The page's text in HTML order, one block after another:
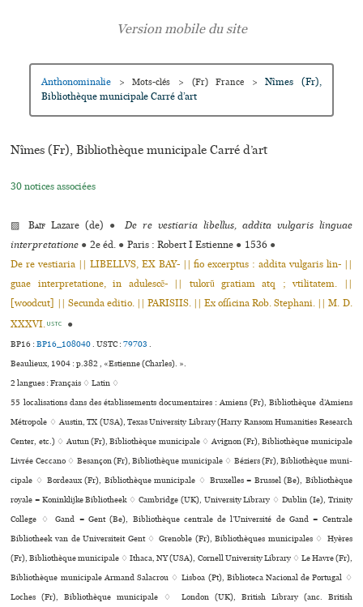
Anthonominalie > Mots-clés > (Fr) France >
Nîmes (Fr),
Bibliothèque muni­ci­pale Carré d’art
Nîmes (Fr), Bibliothèque muni­ci­pale Carré d’art
30 notices associées
▨Baïf Lazare (de) ●
De re vestiaria libellus, addita vulgaris linguae
interpretatione ● 2e éd. ● Paris : Robert I Estienne ● 1536 ●
De re vestiaria || LIBELLVS, EX BAY- || fio excerptus : addita vulgaris lin- ||
guae interpretatione, in adulescẽ- || tulorũ gratiam atq ; vtilitatem. ||
[woodcut] || Secunda editio. || PARISIIS. || Ex officina Rob. Stephani. || M. D.
XXXVI. USTC ●
BP16 :BP16_108040.USTC :79703.
Beaulieux, 1904 : p.382 , «Estienne (Charles). ».
2 langues :Français ♢Latin ♢
55 localisations dans des établissements documentaires : Amiens (Fr), Bibliothèque d’Amiens
Métropole ♢ Austin, TX (USA), Texas University Library (Harry Ransom Humanities Research
Center, etc.) ♢ Autun (Fr), Bibliothèque muni­ci­pale ♢ Avignon (Fr), Bibliothèque muni­ci­pale
Livrée Ceccano ♢ Besançon (Fr), Bibliothèque muni­ci­pale ♢ Béziers (Fr), Bibliothèque muni­
ci­pale ♢ Bordeaux (Fr), Bibliothèque muni­ci­pale ♢ Bruxelles = Brussel (Be), Bibliothèque
royale = Koninklijke Bibliotheek ♢ Cambridge (UK), University Library ♢ Dublin (Ie), Trinity
College ♢ Gand = Gent (Be), Bibliothèque centrale de l’Université de Gand = Centrale
Bibliotheek van de Universiteit Gent ♢ Grenoble (Fr), Bibliothèques muni­ci­pa­les ♢ Hyères
(Fr), Bibliothèque muni­ci­pale ♢ Ithaca, NY (USA), Cornell University Library ♢ Le Havre (Fr),
Bibliothèque muni­ci­pale Armand Salacrou ♢ Lisboa (Pt), Biblioteca Nacional de Portugal ♢
Loches (Fr), Bibliothèque muni­ci­pale ♢ London (UK), British Library (anc. British